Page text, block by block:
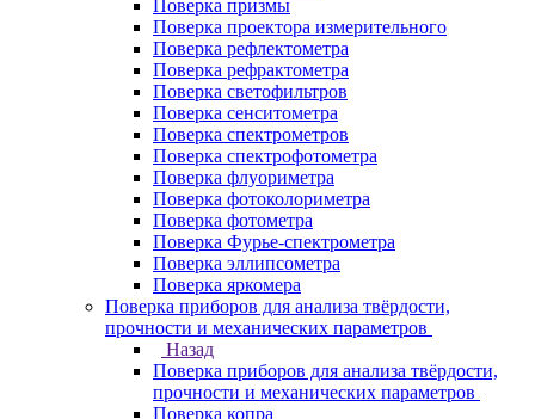
Поверка призмы
Поверка проектора измерительного
Поверка рефлектометра
Поверка рефрактометра
Поверка светофильтров
Поверка сенситометра
Поверка спектрометров
Поверка спектрофотометра
Поверка флуориметра
Поверка фотоколориметра
Поверка фотометра
Поверка Фурье-спектрометра
Поверка эллипсометра
Поверка яркомера
Поверка приборов для анализа твёрдости,
прочности и механических параметров
Назад
Поверка приборов для анализа твёрдости,
прочности и механических параметров
Поверка копра